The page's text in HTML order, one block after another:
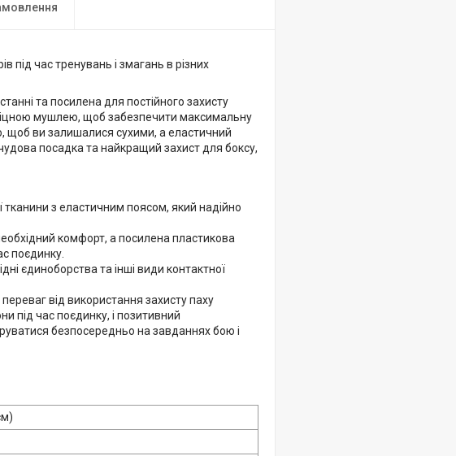
під час тренувань і змагань в різних
та посилена для постійного захисту
мушлею, щоб забезпечити максимальну
щоб ви залишалися сухими, а еластичний
посадка та найкращий захист для боксу,
тканини з еластичним поясом, який надійно
комфорт, а посилена пластикова
поєдинку.
єдиноборства та інші види контактної
від використання захисту паху
під час поєдинку, і позитивний
безпосередньо на завданнях бою і